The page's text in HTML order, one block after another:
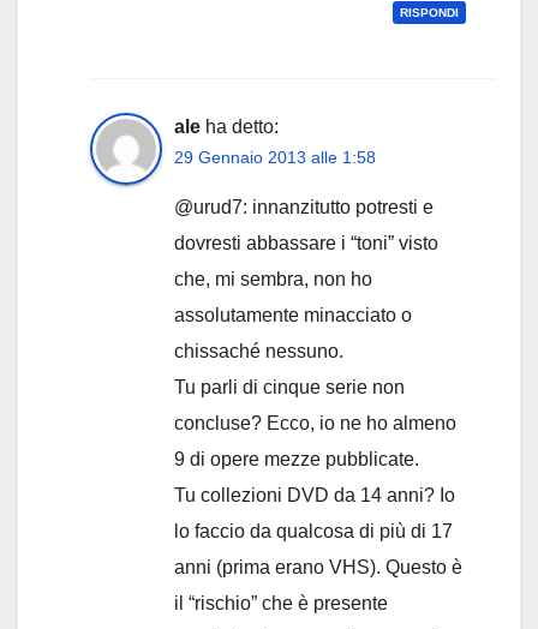
RISPONDI
ale ha detto:
29 Gennaio 2013 alle 1:58
@urud7: innanzitutto potresti e
dovresti abbassare i “toni” visto
che, mi sembra, non ho
assolutamente minacciato o
chissaché nessuno.
Tu parli di cinque serie non
concluse? Ecco, io ne ho almeno
9 di opere mezze pubblicate.
Tu collezioni DVD da 14 anni? Io
lo faccio da qualcosa di più di 17
anni (prima erano VHS). Questo è
il “rischio” che è presente